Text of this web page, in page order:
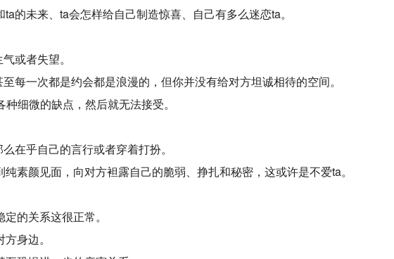
的未来、ta会怎样给自己制造惊喜、自己有多么迷恋ta。
或者失望。
每一次都是约会都是浪漫的，但你并没有给对方坦诚相待的空间。
细微的缺点，然后就无法接受。
在乎自己的言行或者穿着打扮。
素颜见面，向对方袒露自己的脆弱、挣扎和秘密，这或许是不爱ta。
的关系这很正常。
身边。